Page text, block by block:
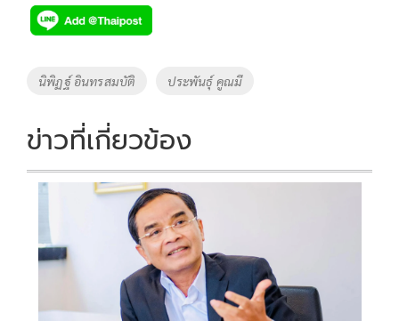
e
b
o
k
tt
er
p
y
Li
k
Tags
นิพิฏฐ์ อินทรสมบัติ ประพันธุ์ คูณมี
ข่าวที่เกี่ยวข้อง